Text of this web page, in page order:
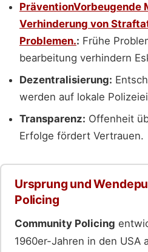
PräventionVorbeugende
Verhinderung von
Problemen.: Frühe
bearbeitung verhindern
Dezentralisierung:
werden auf lokale
Transparenz: Offenheit
Erfolge fördert Vertrauen.
Ursprung und
Policing
Community Policing
1960er-Jahren in den USA